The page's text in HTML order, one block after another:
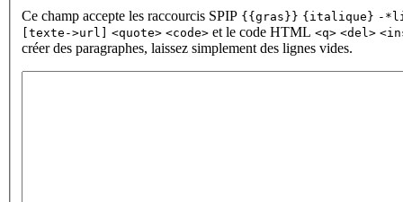
Ce champ accepte les raccourcis SPIP {{gras}} {italique} -
[texte->url]
<quote> <code> et le code HTML <q> <del>
créer des paragraphes, laissez simplement des lignes vides.